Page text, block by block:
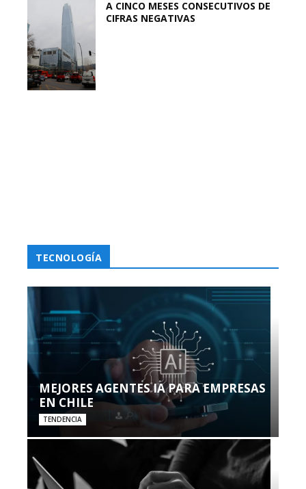
A CINCO MESES CONSECUTIVOS DE
CIFRAS NEGATIVAS
TECNOLOGÍA
MEJORES AGENTES IA PARA EMPRESAS
EN CHILE
TENDENCIA